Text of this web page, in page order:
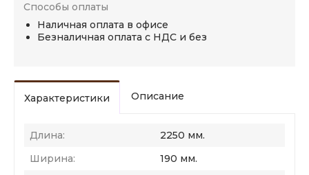
Способы оплаты
Наличная оплата в офисе
Безналичная оплата с НДС и без
Характеристики Описание
Длина:
2250 мм.
Ширина:
190 мм.